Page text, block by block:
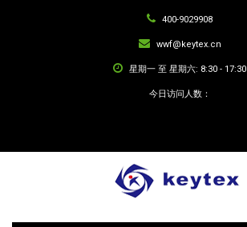
400-9029908
wwf@keytex.cn
星期一 至 星期六: 8:30 - 17:30
今日访问人数：